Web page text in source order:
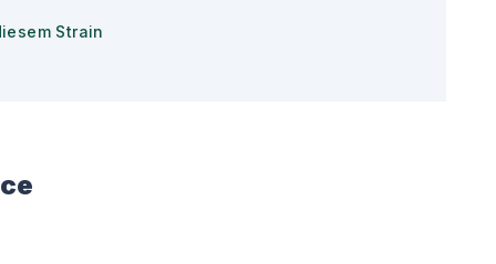
Strain